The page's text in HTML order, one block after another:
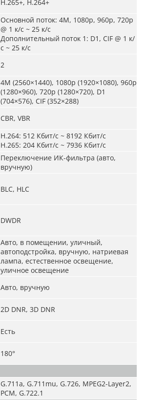
H.265+, H.264+
Основной поток: 4M, 1080p, 960p, 720p
@ 1 к/с ~ 25 к/с
Дополнительный поток 1: D1, CIF @ 1 к/
с ~ 25 к/с
2
4M (2560×1440), 1080p (1920×1080), 960p
(1280×960), 720p (1280×720), D1
(704×576), CIF (352×288)
CBR, VBR
H.264: 512 Кбит/с ~ 8192 Кбит/с
H.265: 204 Кбит/с ~ 7936 Кбит/с
Переключение ИК-фильтра (авто,
вручную)
BLC, HLC
DWDR
Авто, в помещении, уличный,
автоподстройка, вручную, натриевая
лампа, естественное освещение,
уличное освещение
Авто, вручную
2D DNR, 3D DNR
Есть
180°
G.711a, G.711mu, G.726, MPEG2-Layer2,
PCM, G.722.1